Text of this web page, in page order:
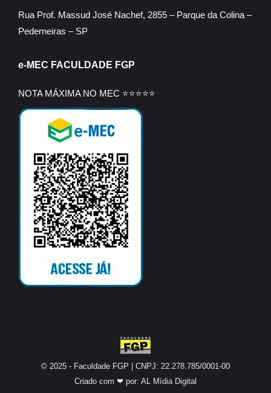
Rua Prof. Massud José Nachef, 2855 – Parque da Colina –
Pederneiras – SP
e-MEC FACULDADE FGP
NOTA MÁXIMA NO MEC ⭐⭐⭐⭐⭐
© 2025 - Faculdade FGP | CNPJ: 22.278.785/0001-00
Criado com ❤ por: AL Mídia Digital